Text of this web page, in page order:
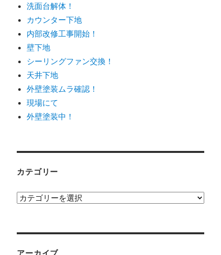
洗面台解体！
カウンター下地
内部改修工事開始！
壁下地
シーリングファン交換！
天井下地
外壁塗装ムラ確認！
現場にて
外壁塗装中！
カテゴリー
カ
ー
アーカイブ